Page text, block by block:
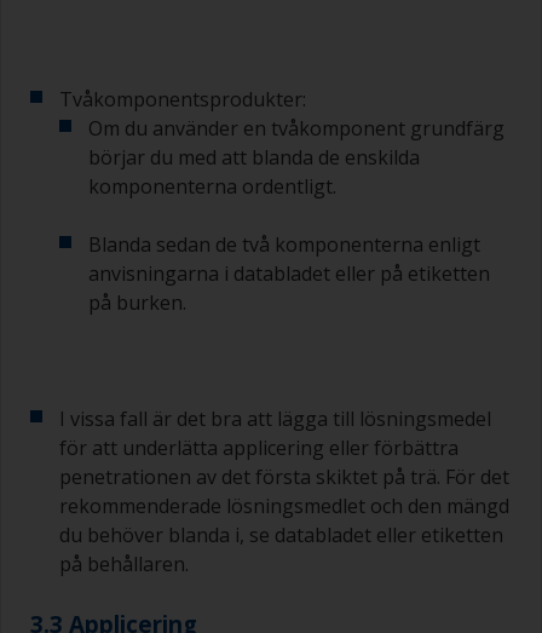
Tvåkomponentsprodukter:
Om du använder en tvåkomponent grundfärg
börjar du med att blanda de enskilda
komponenterna ordentligt.
Blanda sedan de två komponenterna enligt
anvisningarna i databladet eller på etiketten
på burken.
I vissa fall är det bra att lägga till lösningsmedel
för att underlätta applicering eller förbättra
penetrationen av det första skiktet på trä. För det
rekommenderade lösningsmedlet och den mängd
du behöver blanda i, se databladet eller etiketten
på behållaren.
3.3 Applicering